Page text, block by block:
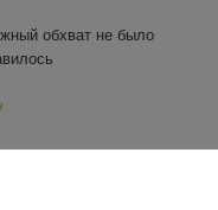
обхват не было